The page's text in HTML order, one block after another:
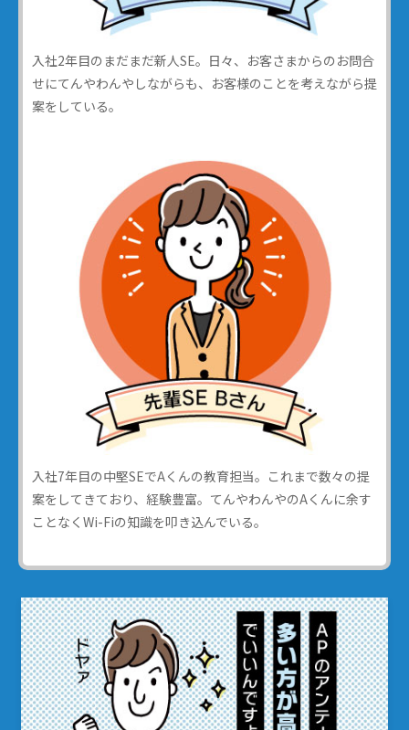
入社2年目のまだまだ新人SE。日々、お客さまからのお問合
せにてんやわんやしながらも、お客様のことを考えながら提
案をしている。
入社7年目の中堅SEでAくんの教育担当。これまで数々の提
案をしてきており、経験豊富。てんやわんやのAくんに余す
ことなくWi-Fiの知識を叩き込んでいる。